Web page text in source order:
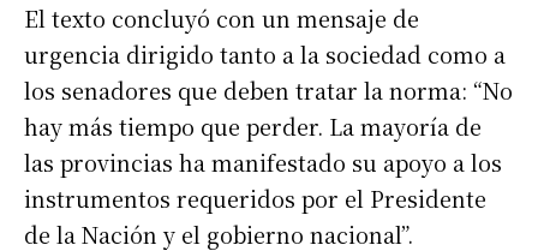
El texto concluyó con un mensaje de
urgencia dirigido tanto a la sociedad como a
los senadores que deben tratar la norma: “No
hay más tiempo que perder. La mayoría de
las provincias ha manifestado su apoyo a los
instrumentos requeridos por el Presidente
de la Nación y el gobierno nacional”.